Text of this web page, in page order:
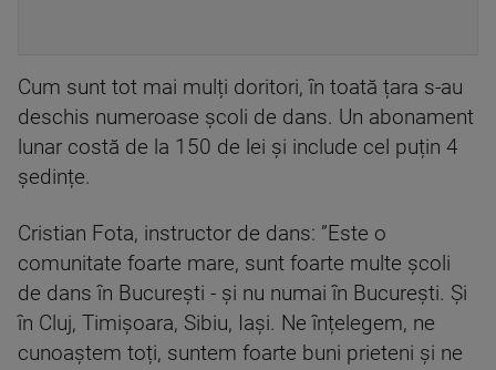
Cum sunt tot mai mulți doritori, în toată țara s-au
deschis numeroase școli de dans. Un abonament
lunar costă de la 150 de lei și include cel puțin 4
ședințe.
Cristian Fota, instructor de dans: ”Este o
comunitate foarte mare, sunt foarte multe școli
de dans în București - și nu numai în București. Și
în Cluj, Timișoara, Sibiu, Iași. Ne înțelegem, ne
cunoaștem toți, suntem foarte buni prieteni și ne